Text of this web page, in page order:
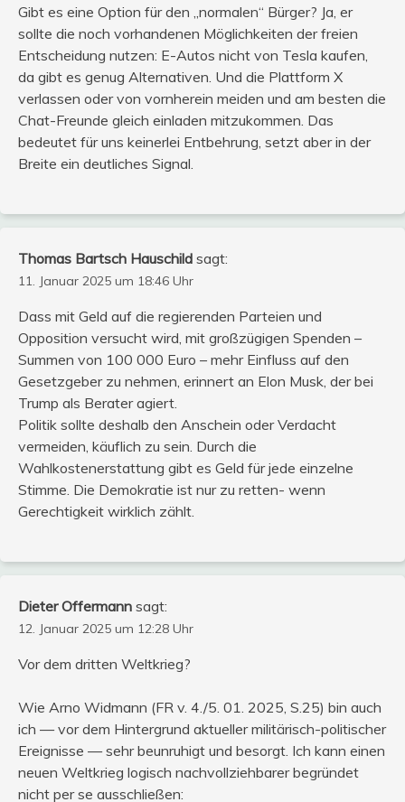
Gibt es eine Option für den „normalen“ Bürger? Ja, er
sollte die noch vorhandenen Möglichkeiten der freien
Entscheidung nutzen: E-Autos nicht von Tesla kaufen,
da gibt es genug Alternativen. Und die Plattform X
verlassen oder von vornherein meiden und am besten die
Chat-Freunde gleich einladen mitzukommen. Das
bedeutet für uns keinerlei Entbehrung, setzt aber in der
Breite ein deutliches Signal.
Thomas Bartsch Hauschild sagt:
11. Januar 2025 um 18:46 Uhr
Dass mit Geld auf die regierenden Parteien und
Opposition versucht wird, mit großzügigen Spenden –
Summen von 100 000 Euro – mehr Einfluss auf den
Gesetzgeber zu nehmen, erinnert an Elon Musk, der bei
Trump als Berater agiert.
Politik sollte deshalb den Anschein oder Verdacht
vermeiden, käuflich zu sein. Durch die
Wahlkostenerstattung gibt es Geld für jede einzelne
Stimme. Die Demokratie ist nur zu retten- wenn
Gerechtigkeit wirklich zählt.
Dieter Offermann sagt:
12. Januar 2025 um 12:28 Uhr
Vor dem dritten Weltkrieg?
Wie Arno Widmann (FR v. 4./5. 01. 2025, S.25) bin auch
ich — vor dem Hintergrund aktueller militärisch-politischer
Ereignisse — sehr beunruhigt und besorgt. Ich kann einen
neuen Weltkrieg logisch nachvollziehbarer begründet
nicht per se ausschließen: